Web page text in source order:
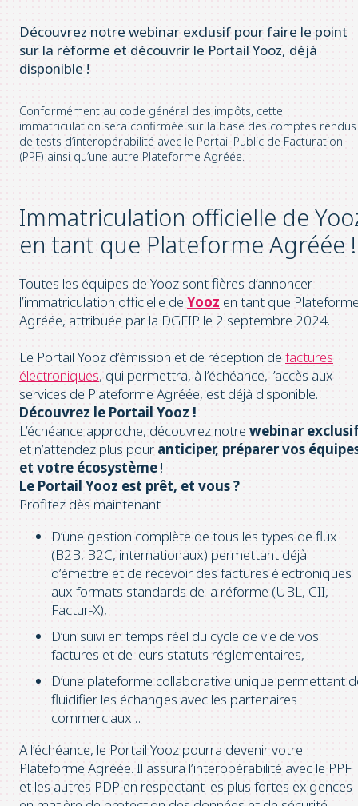
Découvrez notre webinar exclusif pour faire le point
sur la réforme et découvrir le Portail Yooz, déjà
disponible !
Conformément au code général des impôts, cette
immatriculation sera confirmée sur la base des comptes rendus
de tests d’interopérabilité avec le Portail Public de Facturation
(PPF) ainsi qu’une autre Plateforme Agréée.
Immatriculation officielle de
en tant que Plateforme Agréée !
Toutes les équipes de Yooz sont fières d’annoncer
l’immatriculation officielle de Yooz en tant que
Agréée, attribuée par la DGFIP le 2 septembre 2024.
Le Portail Yooz d’émission et de réception de factures
électroniques, qui permettra, à l’échéance, l’accès aux
services de Plateforme Agréée, est déjà disponible.
Découvrez le Portail Yooz !
L’échéance approche, découvrez notre webinar
et n’attendez plus pour anticiper, préparer vos
et votre écosystème !
Le Portail Yooz est prêt, et vous ?
Profitez dès maintenant :
D’une gestion complète de tous les types de flux
(B2B, B2C, internationaux) permettant déjà
d’émettre et de recevoir des factures électroniques
aux formats standards de la réforme (UBL, CII,
Factur-X),
D’un suivi en temps réel du cycle de vie de vos
factures et de leurs statuts réglementaires,
D’une plateforme collaborative unique permettant
fluidifier les échanges avec les partenaires
commerciaux…
A l’échéance, le Portail Yooz pourra devenir votre
Plateforme Agréée. Il assura l’interopérabilité avec le PPF
et les autres PDP en respectant les plus fortes exigences